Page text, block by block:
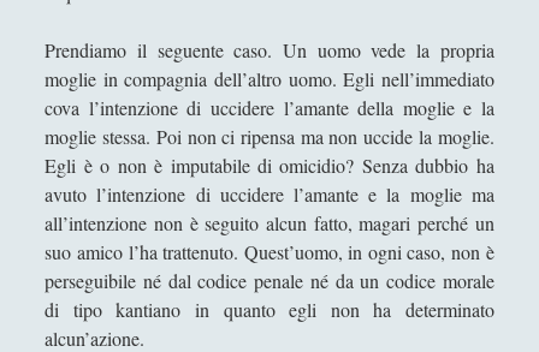
Il paradosso di Eutalo
Il paradosso di Monty Hall, ovvero il
"paradosso delle tre scatole".
Il paradosso di Moore
Il paradosso meretricio
Il poligono di Cusano
Il problema della definizione del
"essere bello"
Prendiamo il seguente caso. Un uomo vede la propria
moglie in compagnia dell’altro uomo. Egli nell’immediato
cova l’intenzione di uccidere l’amante della moglie e la
moglie stessa. Poi non ci ripensa ma non uccide la moglie.
Egli è o non è imputabile di omicidio? Senza dubbio ha
avuto l’intenzione di uccidere l’amante e la moglie ma
all’intenzione non è seguito alcun fatto, magari perché un
suo amico l’ha trattenuto. Quest’uomo, in ogni caso, non è
perseguibile né dal codice penale né da un codice morale
di tipo kantiano in quanto egli non ha determinato
alcun’azione.